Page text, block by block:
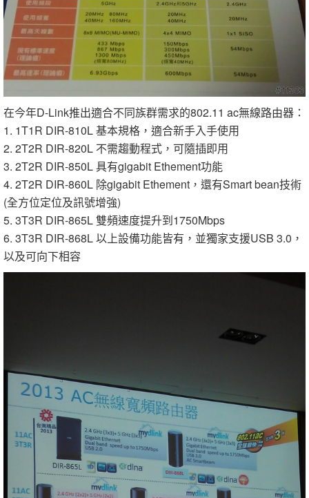
在今年D-Link推出適合不同族群需求的802.11 ac無線路由器：
1. 1T1R DIR-810L 基本規格，適合新手入手使用
2. 2T2R DIR-820L 不需趨動程式，可隨插即用
3. 2T2R DIR-850L 具有gigabit Ethement功能
4. 2T2R DIR-860L 除gigabit Ethement，還有Smart bean技術
(全方位定位及訊號增強)
5. 3T3R DIR-865L 雙頻速度提升到1750Mbps
6. 3T3R DIR-868L 以上設備功能皆有，並獨家支援USB 3.0，
以及可向下相容